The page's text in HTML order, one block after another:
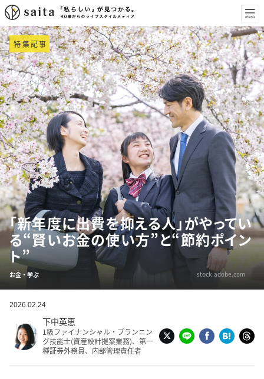
特集記事
「新年度に出費を抑える人」がやってい
る“賢いお金の使い方”と“節約ポイン
ト”
お金・学ぶ stock.adobe.com
2026.02.24
下中英恵
1級ファイナンシャル・プランニン
グ技能士(資産設計提案業務)、第一
種証券外務員、内部管理責任者